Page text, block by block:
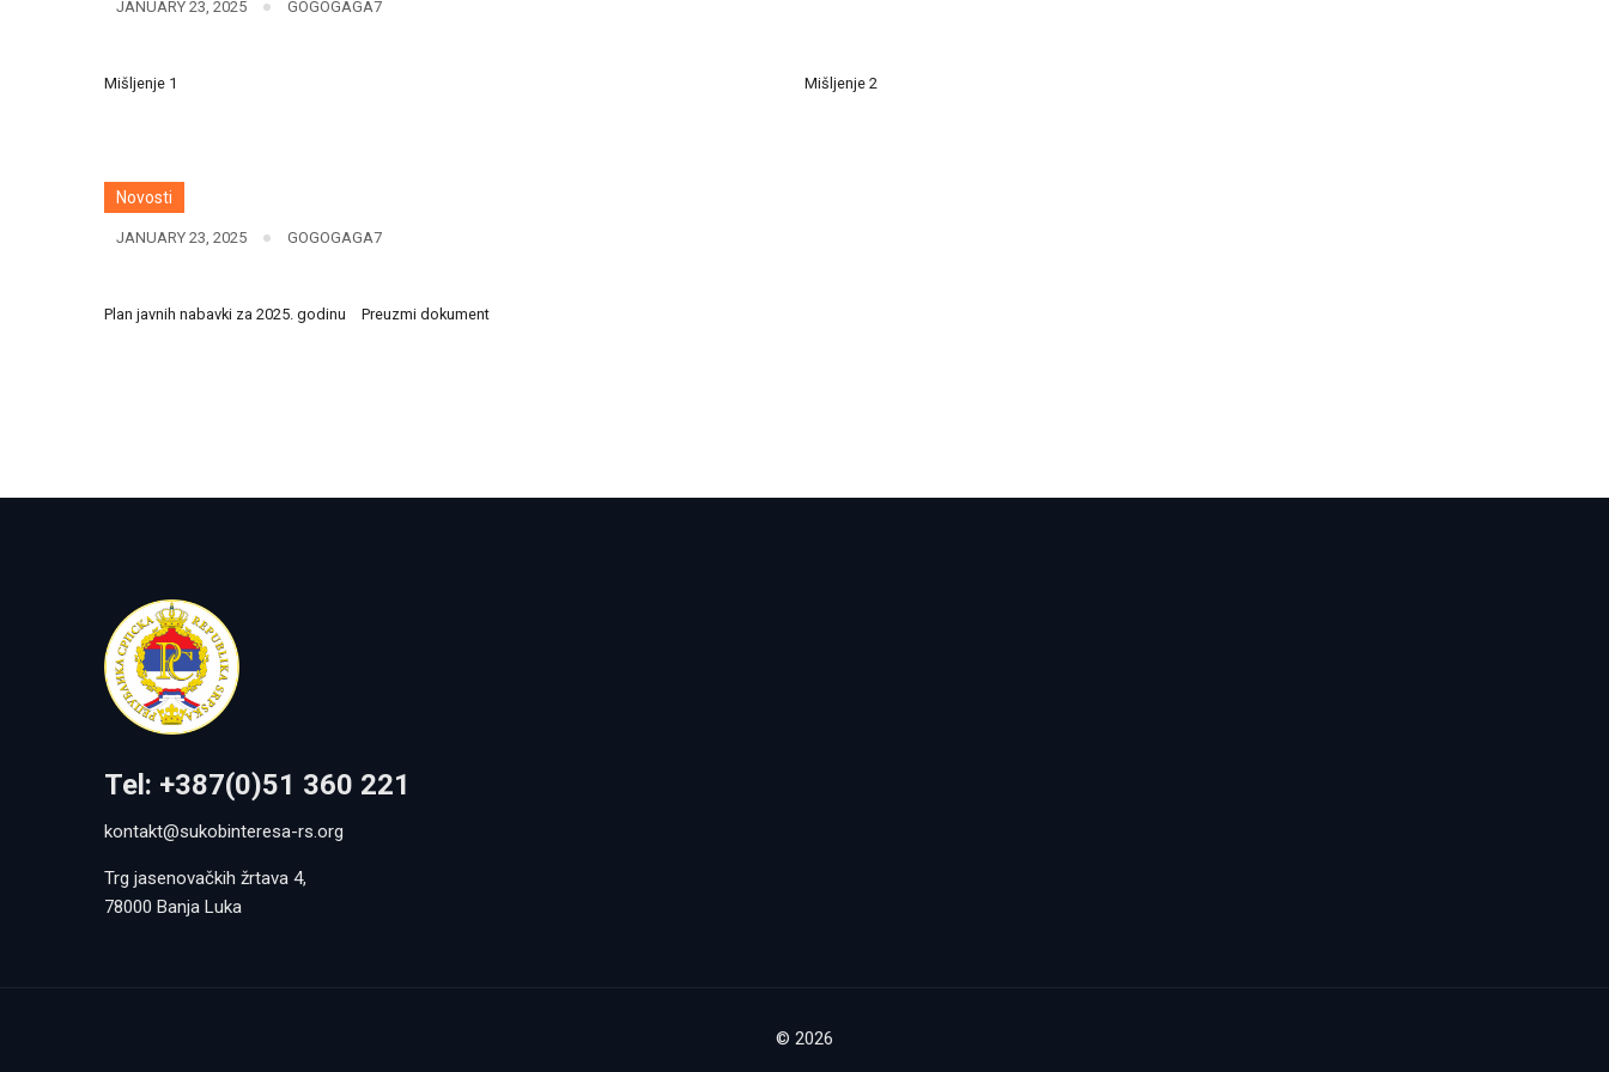
JANUARY 23, 2025 GOGOGAGA7
Mišljenje 1 Mišljenje 2
Novosti
JANUARY 23, 2025 GOGOGAGA7
Plan javnih nabavki za 2025. godinu Preuzmi dokument
Tel: +387(0)51 360 221
kontakt@sukobinteresa-rs.org
Trg jasenovačkih žrtava 4,
78000 Banja Luka
© 2026